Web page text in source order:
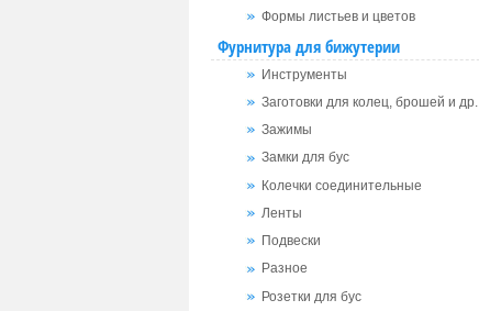
Формы листьев и цветов
Фурнитура для бижутерии
Инструменты
Заготовки для колец, брошей и др.
Зажимы
Замки для бус
Колечки соединительные
Ленты
Подвески
Разное
Розетки для бус